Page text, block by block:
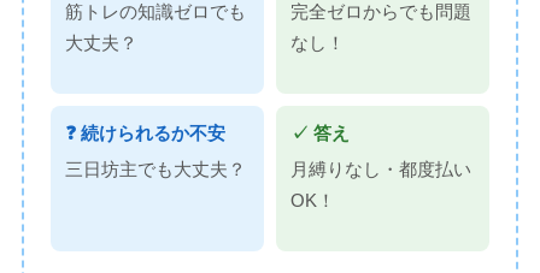
筋トレの知識ゼロでも
大丈夫？
完全ゼロからでも問題
なし！
❓ 続けられるか不安
三日坊主でも大丈夫？
✓ 答え
月縛りなし・都度払い
OK！